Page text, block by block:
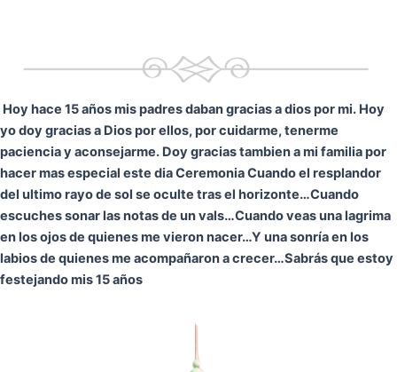
Hoy hace 15 años mis padres daban gracias a dios por mi. Hoy
yo doy gracias a Dios por ellos, por cuidarme, tenerme
paciencia y aconsejarme. Doy gracias tambien a mi familia por
hacer mas especial este dia CeremoniaCuando el resplandor
del ultimo rayo de sol se oculte tras el horizonte…Cuando
escuches sonar las notas de un vals…Cuando veas una lagrima
en los ojos de quienes me vieron nacer…Y una sonría en los
labios de quienes me acompañaron a crecer…Sabrás que estoy
festejando mis 15 años